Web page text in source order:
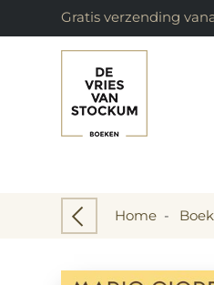
Gratis verzending
Home -